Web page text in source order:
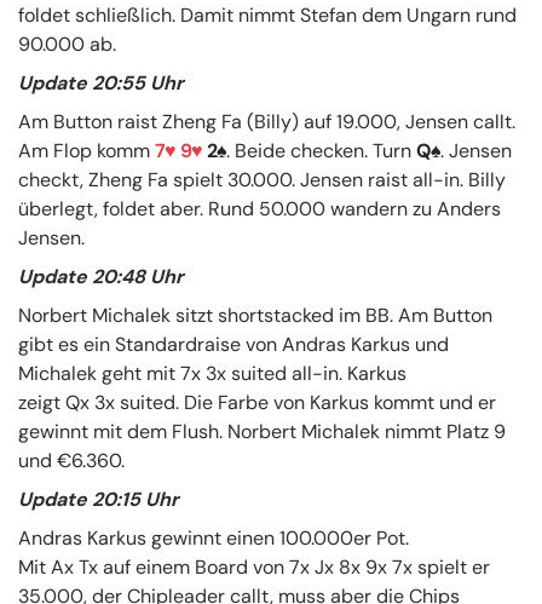
foldet schließlich. Damit nimmt Stefan dem Ungarn rund
90.000 ab.
Update 20:55 Uhr
Am Button raist Zheng Fa (Billy) auf 19.000, Jensen callt.
Am Flop komm7 9 2 . Beide checken. TurnQ . Jensen
checkt, Zheng Fa spielt 30.000. Jensen raist all-in. Billy
überlegt, foldet aber. Rund 50.000 wandern zu Anders
Jensen.
Update 20:48 Uhr
Norbert Michalek sitzt shortstacked im BB. Am Button
gibt es ein Standardraise von Andras Karkus und
Michalek geht mit 7x 3x suited all-in. Karkus
zeigt Qx 3x suited. Die Farbe von Karkus kommt und er
gewinnt mit dem Flush. Norbert Michalek nimmt Platz 9
und €6.360.
Update 20:15 Uhr
Andras Karkus gewinnt einen 100.000er Pot.
Mit Ax Tx auf einem Board von 7x Jx 8x 9x 7x spielt er
35.000, der Chipleader callt, muss aber die Chips